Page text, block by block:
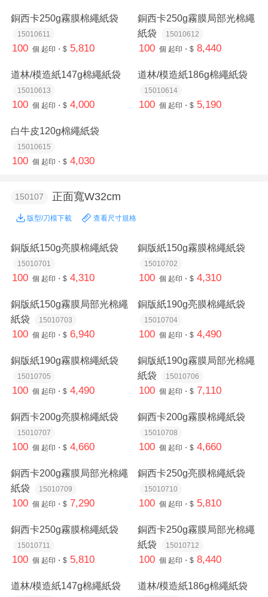
銅西卡250g霧膜棉繩紙袋
15010611
100 個 起印・$ 5,810
銅西卡250g霧膜局部光棉繩
紙袋
15010612
100 個 起印・$ 8,440
道林/模造紙147g棉繩紙袋
15010613
100 個 起印・$ 4,000
道林/模造紙186g棉繩紙袋
15010614
100 個 起印・$ 5,190
白牛皮120g棉繩紙袋
15010615
100 個 起印・$ 4,030
150107 正面寬W32cm
版型/刀模下載 查看尺寸規格
銅版紙150g亮膜棉繩紙袋
15010701
100 個 起印・$ 4,310
銅版紙150g霧膜棉繩紙袋
15010702
100 個 起印・$ 4,310
銅版紙150g霧膜局部光棉繩
紙袋
15010703
100 個 起印・$ 6,940
銅版紙190g亮膜棉繩紙袋
15010704
100 個 起印・$ 4,490
銅版紙190g霧膜棉繩紙袋
15010705
100 個 起印・$ 4,490
銅版紙190g霧膜局部光棉繩
紙袋
15010706
100 個 起印・$ 7,110
銅西卡200g亮膜棉繩紙袋
15010707
100 個 起印・$ 4,660
銅西卡200g霧膜棉繩紙袋
15010708
100 個 起印・$ 4,660
銅西卡200g霧膜局部光棉繩
紙袋
15010709
100 個 起印・$ 7,290
銅西卡250g亮膜棉繩紙袋
15010710
100 個 起印・$ 5,810
銅西卡250g霧膜棉繩紙袋
15010711
100 個 起印・$ 5,810
銅西卡250g霧膜局部光棉繩
紙袋
15010712
100 個 起印・$ 8,440
道林/模造紙147g棉繩紙袋 道林/模造紙186g棉繩紙袋